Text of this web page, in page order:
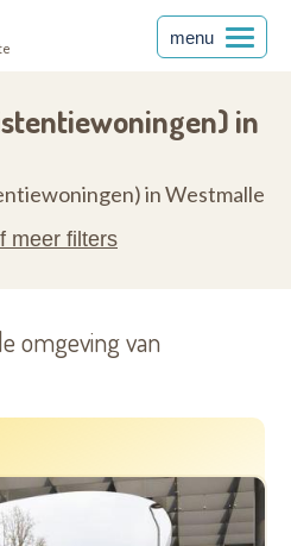
menu
in
in Westmalle
meer filters
omgeving van